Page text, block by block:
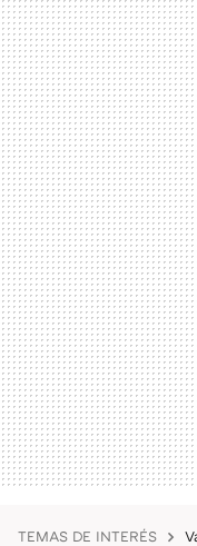
TEMAS DE INTERÉS